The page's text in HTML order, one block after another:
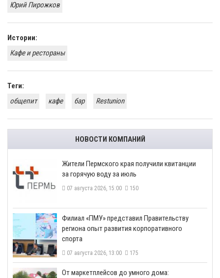
Юрий Пирожков
Истории:
Кафе и рестораны
Теги:
общепит
кафе бар Restunion
НОВОСТИ КОМПАНИЙ
​Жители Пермского края получили квитанции
за горячую воду за июль
07 августа 2026, 15:00 150
​Филиал «ПМУ» представил Правительству
региона опыт развития корпоративного
спорта
07 августа 2026, 13:00 175
От маркетплейсов до умного дома: